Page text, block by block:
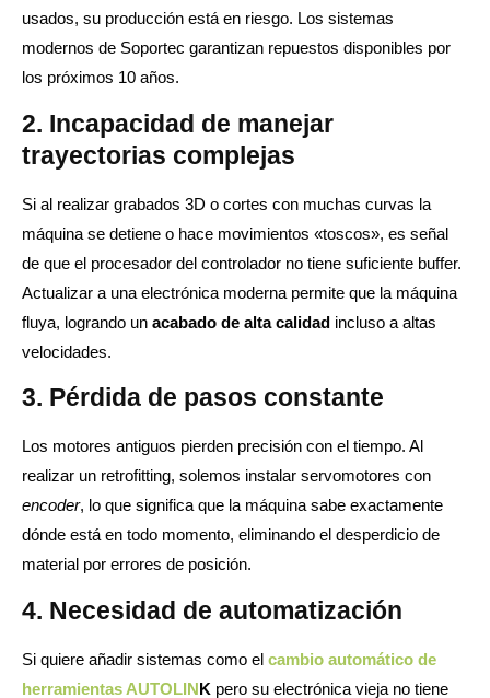
usados, su producción está en riesgo. Los sistemas
modernos de Soportec garantizan repuestos disponibles por
los próximos 10 años.
2. Incapacidad de manejar
trayectorias complejas
Si al realizar grabados 3D o cortes con muchas curvas la
máquina se detiene o hace movimientos «toscos», es señal
de que el procesador del controlador no tiene suficiente buffer.
Actualizar a una electrónica moderna permite que la máquina
fluya, logrando un acabado de alta calidad incluso a altas
velocidades.
3. Pérdida de pasos constante
Los motores antiguos pierden precisión con el tiempo. Al
realizar un retrofitting, solemos instalar servomotores con
encoder, lo que significa que la máquina sabe exactamente
dónde está en todo momento, eliminando el desperdicio de
material por errores de posición.
4. Necesidad de automatización
Si quiere añadir sistemas como el cambio automático de
herramientas AUTOLINK pero su electrónica vieja no tiene